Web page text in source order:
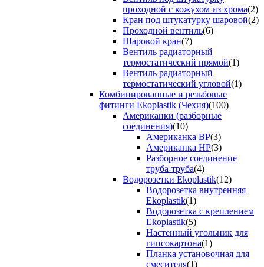
проходной с кожухом из хрома(2)
Кран под штукатурку шаровой(2)
Проходной вентиль(6)
Шаровой кран(7)
Вентиль радиаторный
термостатический прямой(1)
Вентиль радиаторный
термостатический угловой(1)
Комбинированные и резьбовые
фитинги Ekoplastik (Чехия)(100)
Американки (разборные
соединения)(10)
Американка ВР(3)
Американка НР(3)
Разборное соединение
труба-труба(4)
Водорозетки Ekoplastik(12)
Водорозетка внутренняя
Ekoplastik(1)
Водорозетка с креплением
Ekoplastik(5)
Настенный угольник для
гипсокартона(1)
Планка установочная для
смесителя(1)